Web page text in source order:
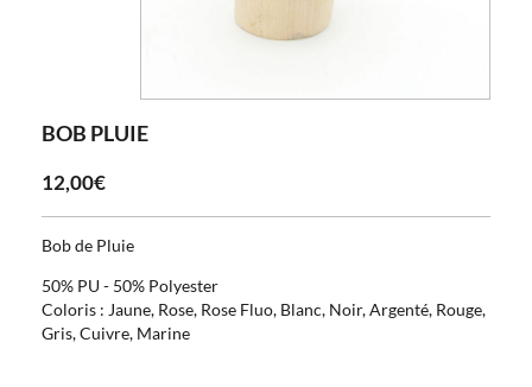
BOB PLUIE
12,00€
Bob de Pluie
50% PU - 50% Polyester
Coloris : Jaune, Rose, Rose Fluo, Blanc, Noir, Argenté, Rouge,
Gris, Cuivre, Marine